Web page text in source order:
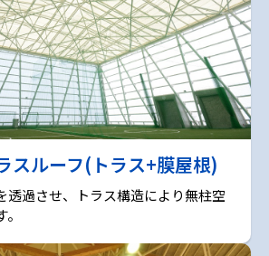
スルーフ(トラス+膜屋根)
透過させ、トラス構造により無柱空